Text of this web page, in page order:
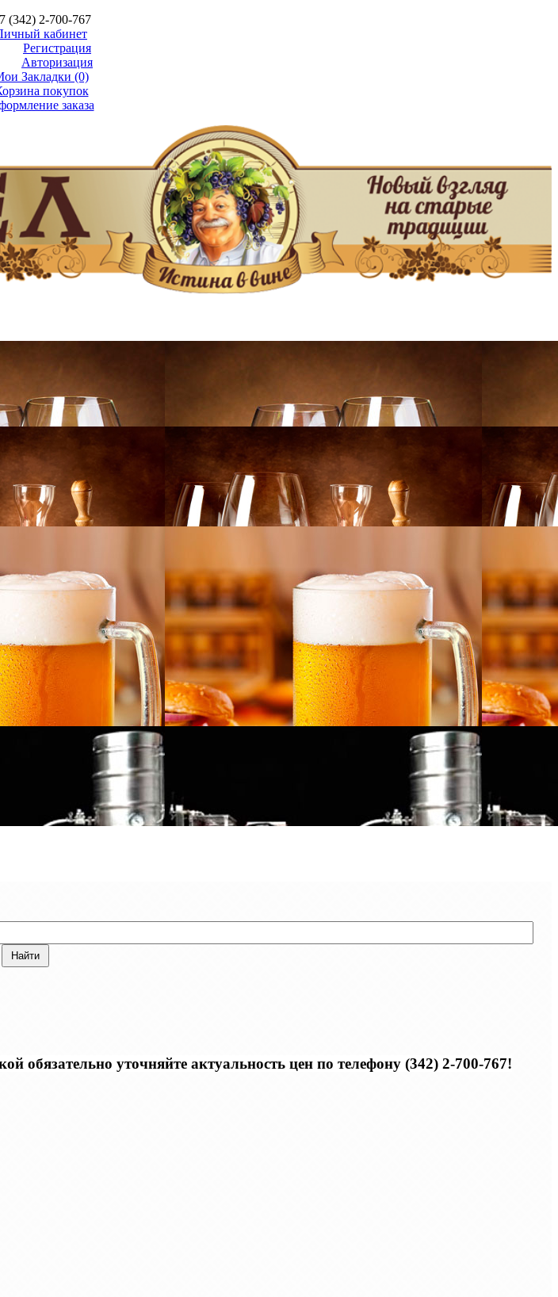
(342) 2-700-767
кабинет
Регистрация
Авторизация
Закладки (0)
покупок
заказа
обязательно уточняйте актуальность цен по телефону (342) 2-700-767!